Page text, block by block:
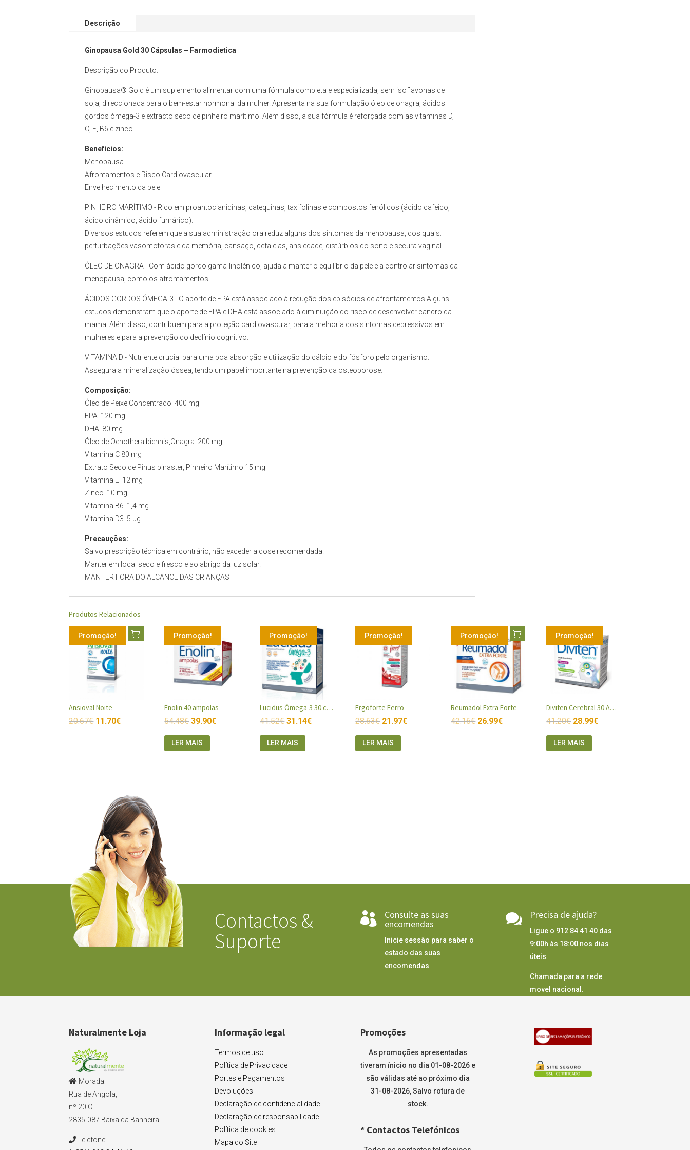
Descrição
Ginopausa Gold 30 Cápsulas – Farmodietica
Descrição do Produto:
Ginopausa® Gold é um suplemento alimentar com uma fórmula completa e especializada, sem isoflavonas de
soja, direccionada para o bem-estar hormonal da mulher. Apresenta na sua formulação óleo de onagra, ácidos
gordos ómega-3 e extracto seco de pinheiro marítimo. Além disso, a sua fórmula é reforçada com as vitaminas D,
C, E, B6 e zinco.
Benefícios:
Menopausa
Afrontamentos e Risco Cardiovascular
Envelhecimento da pele
PINHEIRO MARÍTIMO - Rico em proantocianidinas, catequinas, taxifolinas e compostos fenólicos (ácido cafeico,
ácido cinâmico, ácido fumárico).
Diversos estudos referem que a sua administração oralreduz alguns dos sintomas da menopausa, dos quais:
perturbações vasomotoras e da memória, cansaço, cefaleias, ansiedade, distúrbios do sono e secura vaginal.
ÓLEO DE ONAGRA - Com ácido gordo gama-linolénico, ajuda a manter o equilíbrio da pele e a controlar sintomas da
menopausa, como os afrontamentos.
ÁCIDOS GORDOS ÓMEGA-3 - O aporte de EPA está associado à redução dos episódios de afrontamentos.Alguns
estudos demonstram que o aporte de EPA e DHA está associado à diminuição do risco de desenvolver cancro da
mama. Além disso, contribuem para a proteção cardiovascular, para a melhoria dos sintomas depressivos em
mulheres e para a prevenção do declínio cognitivo.
VITAMINA D - Nutriente crucial para uma boa absorção e utilização do cálcio e do fósforo pelo organismo.
Assegura a mineralização óssea, tendo um papel importante na prevenção da osteoporose.
Composição:
Óleo de Peixe Concentrado 400 mg
EPA 120 mg
DHA 80 mg
Óleo de Oenothera biennis,Onagra 200 mg
Vitamina C 80 mg
Extrato Seco de Pinus pinaster, Pinheiro Marítimo 15 mg
Vitamina E 12 mg
Zinco 10 mg
Vitamina B6 1,4 mg
Vitamina D3 5 μg
Precauções:
Salvo prescrição técnica em contrário, não exceder a dose recomendada.
Manter em local seco e fresco e ao abrigo da luz solar.
MANTER FORA DO ALCANCE DAS CRIANÇAS
Produtos Relacionados
Promoção!
Ansioval Noite
20.67€ 11.70€
Promoção!
Enolin 40 ampolas
54.48€ 39.90€
LER MAIS
Promoção!
Lucidus Ómega-3 30 cápsulas + 30 ampolas
41.52€ 31.14€
LER MAIS
Promoção!
Ergoforte Ferro
28.63€ 21.97€
LER MAIS
Promoção!
Reumadol Extra Forte
42.16€ 26.99€
Promoção!
Diviten Cerebral 30 Ampolas
41.20€ 28.99€
LER MAIS
Contactos &
Suporte
 Consulte as suas
encomendas
Inicie sessão para saber o
estado das suas
encomendas
 Precisa de ajuda?
Ligue o 912 84 41 40 das
9:00h às 18:00 nos dias
úteis
Chamada para a rede
movel nacional.
Naturalmente Loja
Morada:
Rua de Angola,
nº 20 C
2835-087 Baixa da Banheira
Telefone:
Informação legal
Termos de uso
Política de Privacidade
Portes e Pagamentos
Devoluções
Declaração de confidencialidade
Declaração de responsabilidade
Política de cookies
Mapa do Site
Promoções
As promoções apresentadas
tiveram ínicio no dia 01-08-2026 e
são válidas até ao próximo dia
31-08-2026, Salvo rotura de
stock.
* Contactos Telefónicos